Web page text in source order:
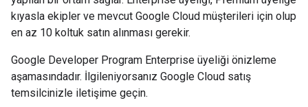
kıyasla ekipler ve mevcut Google Cloud müşterileri için olup
en az 10 koltuk satın alınması gerekir.
Google Developer Program Enterprise üyeliği önizleme
aşamasındadır. İlgileniyorsanız Google Cloud satış
temsilcinizle iletişime geçin.